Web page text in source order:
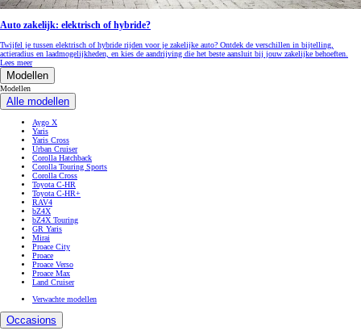
Auto zakelijk: elektrisch of hybride?
Twijfel je tussen elektrisch of hybride rijden voor je zakelijke auto? Ontdek de verschillen in bijtelling,
actieradius en laadmogelijkheden, en kies de aandrijving die het beste aansluit bij jouw zakelijke behoeften.
Lees meer
Modellen
Modellen
Alle modellen
Aygo X
Yaris
Yaris Cross
Urban Cruiser
Corolla Hatchback
Corolla Touring Sports
Corolla Cross
Toyota C-HR
Toyota C-HR+
RAV4
bZ4X
bZ4X Touring
GR Yaris
Mirai
Proace City
Proace
Proace Verso
Proace Max
Land Cruiser
Verwachte modellen
Occasions